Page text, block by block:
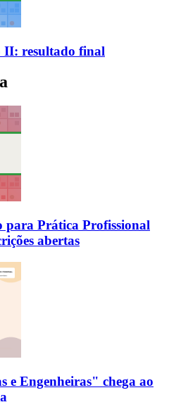
II: resultado final
para Prática Profissional
abertas
e Engenheiras" chega ao